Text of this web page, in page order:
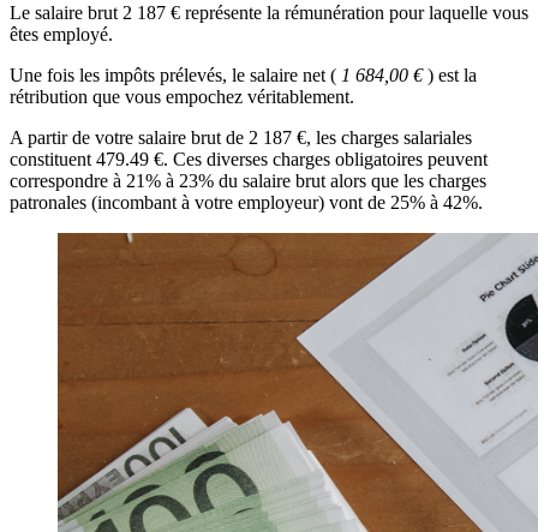
Le salaire brut 2 187 € représente la rémunération pour laquelle vous
êtes employé.
Une fois les impôts prélevés, le salaire net ( 1 684,00 €) est la
rétribution que vous empochez véritablement.
A partir de votre salaire brut de 2 187 €, les charges salariales
constituent 479.49 €. Ces diverses charges obligatoires peuvent
correspondre à 21% à 23% du salaire brut alors que les charges
patronales (incombant à votre employeur) vont de 25% à 42%.